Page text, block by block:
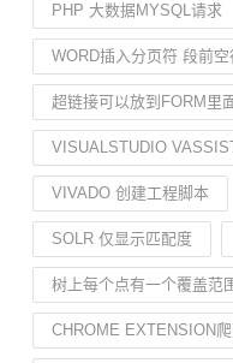
PHP 大数据MYSQL请求
WORD插入分页符 段前空
超链接可以放到FORM里
VISUALSTUDIO
VIVADO 创建工程脚本
SOLR 仅显示匹配度
树上每个点有一个覆盖范
CHROME EXTENSION